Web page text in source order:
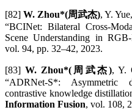
[82] W. Zhou*(周武杰), Y.
“BCINet: Bilateral Cross-
Scene Understanding in
vol. 94, pp. 32–42, 2023.
[83] W. Zhou*(周武杰), Y.
“ADRNet-S*: Asymmetric
contrastive knowledge
Information Fusion, vol. 108,